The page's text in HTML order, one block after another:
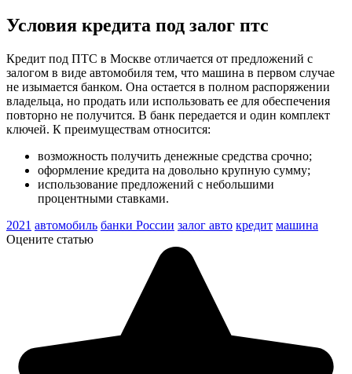
Условия кредита под залог птс
Кредит под ПТС в Москве отличается от предложений с
залогом в виде автомобиля тем, что машина в первом случае
не изымается банком. Она остается в полном распоряжении
владельца, но продать или использовать ее для обеспечения
повторно не получится. В банк передается и один комплект
ключей. К преимуществам относится:
возможность получить денежные средства срочно;
оформление кредита на довольно крупную сумму;
использование предложений с небольшими
процентными ставками.
2021 автомобиль банки России залог авто кредит машина
Оцените статью